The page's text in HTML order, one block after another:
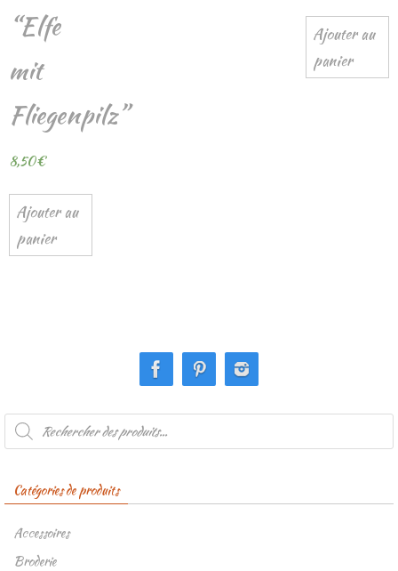
“Elfe
mit
Fliegenpilz”
8,50€
Ajouter au
panier
Ajouter au
panier
Recherche
produits
Catégories de produits
Accessoires
Broderie